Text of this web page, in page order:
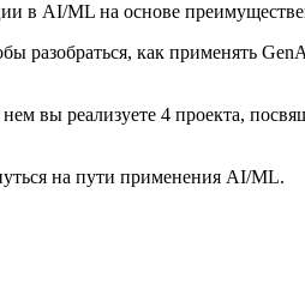
в AI/ML на основе
разобраться, как применять
вы реализуете 4 проекта,
на пути применения AI/ML.